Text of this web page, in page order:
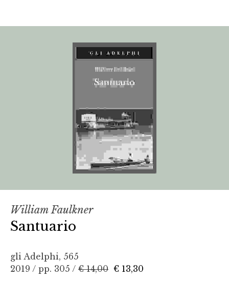
William Faulkner
Santuario
gli Adelphi, 565
2019 / pp. 305 / € 14,00 € 13,30